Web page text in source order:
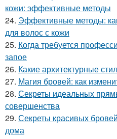
кожи: эффективные методы
24. Эффективные методы:
для волос с кожи
25. Когда требуется
запое
26. Какие архитектурные
27. Магия бровей: как
28. Секреты идеальных
совершенства
29. Секреты красивых
дома